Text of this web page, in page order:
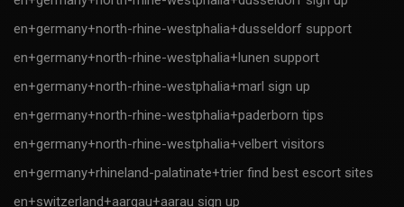
en+germany+north-rhine-westphalia+dusseldorf support
en+germany+north-rhine-westphalia+lunen support
en+germany+north-rhine-westphalia+marl sign up
en+germany+north-rhine-westphalia+paderborn tips
en+germany+north-rhine-westphalia+velbert visitors
en+germany+rhineland-palatinate+trier find best escort sites
en+switzerland+aargau+aarau sign up